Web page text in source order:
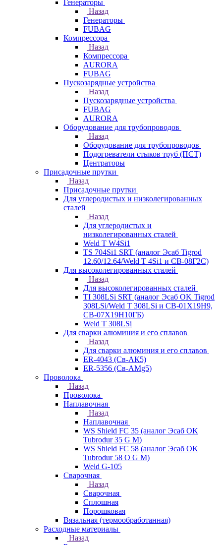
Генераторы
Назад
Генераторы
FUBAG
Компрессора
Назад
Компрессора
AURORA
FUBAG
Пускозарядные устройства
Назад
Пускозарядные устройства
FUBAG
AURORA
Оборудование для трубопроводов
Назад
Оборудование для трубопроводов
Подогреватели стыков труб (ПСТ)
Центраторы
Присадочные прутки
Назад
Присадочные прутки
Для углеродистых и низколегированных
сталей
Назад
Для углеродистых и
низколегированных сталей
Weld T W4Si1
TS 704Si1 SRT (аналог Эсаб Tigrod
12.60/12.64/Weld T 4Si1 и СВ-08Г2С)
Для высоколегированных сталей
Назад
Для высоколегированных сталей
TI 308LSi SRT (аналог Эсаб OK Tigrod
308LSi/Weld T 308LSi и СВ-01Х19Н9,
СВ-07Х19Н10ГБ)
Weld T 308LSi
Для сварки алюминия и его сплавов
Назад
Для сварки алюминия и его сплавов
ER-4043 (Св-АК5)
ER-5356 (Св-АМg5)
Проволока
Назад
Проволока
Наплавочная
Назад
Наплавочная
WS Shield FC 35 (аналог Эсаб OK
Tubrodur 35 G M)
WS Shield FC 58 (аналог Эсаб OK
Tubrodur 58 O G M)
Weld G-105
Сварочная
Назад
Сварочная
Сплошная
Порошковая
Вязальная (термообработанная)
Расходные материалы
Назад